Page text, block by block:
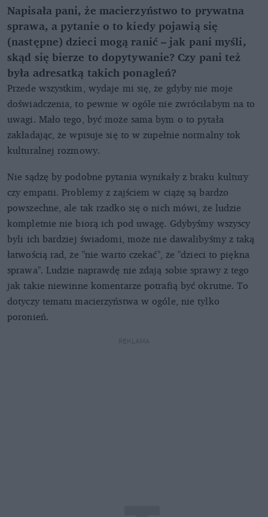
Napisała pani, że macierzyństwo to prywatna
sprawa, a pytanie o to kiedy pojawią się
(następne) dzieci mogą ranić – jak pani myśli,
skąd się bierze to dopytywanie? Czy pani też
była adresatką takich ponagleń?
Przede wszystkim, wydaje mi się, że gdyby nie moje
doświadczenia, to pewnie w ogóle nie zwróciłabym na to
uwagi. Mało tego, być może sama bym o to pytała
zakładając, że wpisuje się to w zupełnie normalny tok
kulturalnej rozmowy.
Nie sądzę by podobne pytania wynikały z braku kultury
czy empatii. Problemy z zajściem w ciążę są bardzo
powszechne, ale tak rzadko się o nich mówi, że ludzie
kompletnie nie biorą ich pod uwagę. Gdybyśmy wszyscy
byli ich bardziej świadomi, może nie dawalibyśmy z taką
łatwością rad, że "nie warto czekać", że "dzieci to piękna
sprawa". Ludzie naprawdę nie zdają sobie sprawy z tego
jak takie niewinne komentarze potrafią być okrutne. To
dotyczy tematu macierzyństwa w ogóle, nie tylko
poronień.
REKLAMA